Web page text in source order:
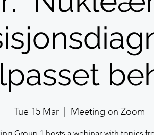
Tue 15 Mar Meeting on Zoom